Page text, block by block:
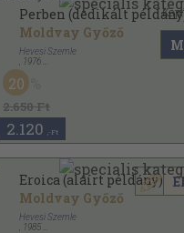
Perben (dedikált
Moldvay Győző
Hevesi Szemle
1976
Ragasztott papírkötés
2.650 Ft
20
2.120 ,-Ft
Eroica (aláírt példány)
Moldvay Győző
Hevesi Szemle
1985